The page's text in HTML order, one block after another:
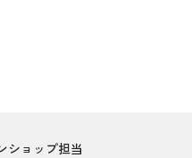
ショップ担当